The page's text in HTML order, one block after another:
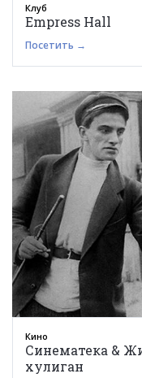
Клуб
Empress Hall
Посетить →
Кино
Синематека &
хулиган